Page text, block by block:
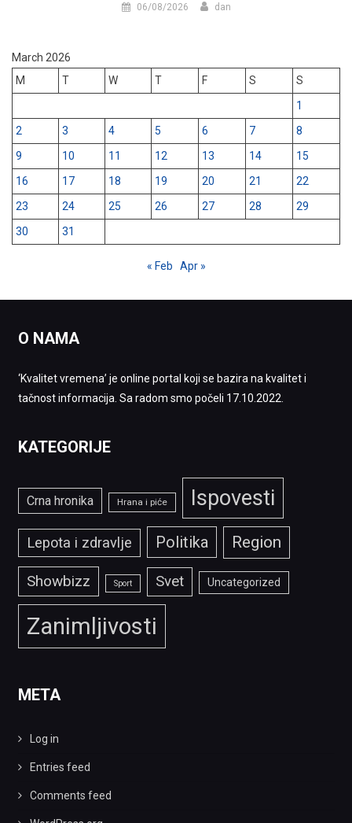
06/08/2026 dan
March 2026
M
T W T F S
S
1
2
3 4 5 6 7
8
9
10 11 12 13 14
15
16
17 18 19 20 21
22
23
24 25 26 27 28
29
30
31
« Feb Apr »
O NAMA
‘Kvalitet vremena’ je online portal koji se bazira na kvalitet i
tačnost informacija. Sa radom smo počeli 17.10.2022.
KATEGORIJE
Crna hronika Hrana i piće Ispovesti
Lepota i zdravlje Politika Region
Showbizz Sport Svet Uncategorized
Zanimljivosti
META
Log in
Entries feed
Comments feed